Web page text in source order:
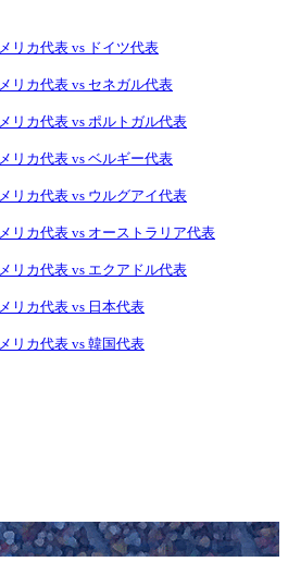
リカ代表 vs ドイツ代表
リカ代表 vs セネガル代表
リカ代表 vs ポルトガル代表
リカ代表 vs ベルギー代表
リカ代表 vs ウルグアイ代表
リカ代表 vs オーストラリア代表
リカ代表 vs エクアドル代表
リカ代表 vs 日本代表
リカ代表 vs 韓国代表